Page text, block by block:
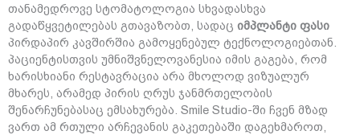
თანამედროვე სტომატოლოგია სხვადასხვა
გადაწყვეტილებას გთავაზობთ, სადაც იმპლანტი ფასი
პირდაპირ კავშირშია გამოყენებულ ტექნოლოგიებთან.
პაციენტისთვის უმნიშვნელოვანესია იმის გაგება, რომ
ხარისხიანი რესტავრაცია არა მხოლოდ ვიზუალურ
მხარეს, არამედ პირის ღრუს ჯანმრთელობის
შენარჩუნებასაც ემსახურება. Smile Studio-ში ჩვენ მზად
ვართ ამ რთული არჩევანის გაკეთებაში დაგეხმაროთ,